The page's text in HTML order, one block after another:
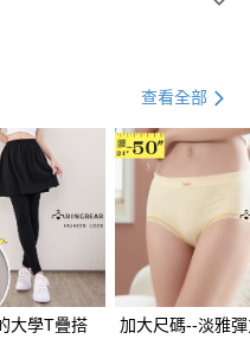
查看全部
大學T疊搭
加大尺碼--淡雅